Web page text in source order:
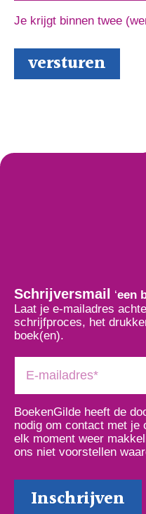
Je krijgt binnen twee
Schrijversmail ‘een
Laat je e-mailadres
schrijfproces, het
boek(en).
BoekenGilde heeft de
nodig om contact met je
elk moment weer
ons niet voorstellen